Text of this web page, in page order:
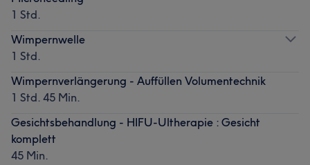
1 Std.
Wimpernwelle
1 Std.
Wimpernverlängerung - Auffüllen Volumentechnik
1 Std. 45 Min.
Gesichtsbehandlung - HIFU-Ultherapie : Gesicht
komplett
45 Min.